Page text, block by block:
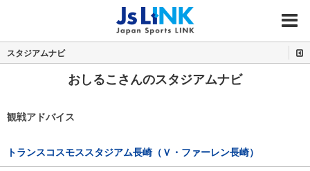
MENU
スタジアムナビ
おしるこさんのスタジアムナビ
観戦アドバイス
トランスコスモススタジアム長崎（Ｖ・ファーレン長崎）